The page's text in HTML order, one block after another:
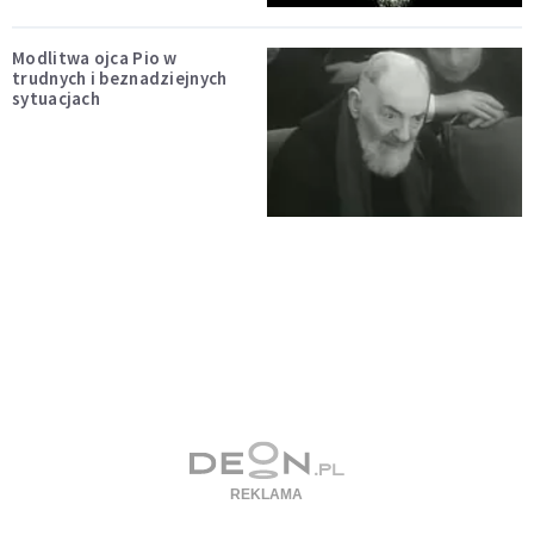
Modlitwa ojca Pio w
trudnych i beznadziejnych
sytuacjach